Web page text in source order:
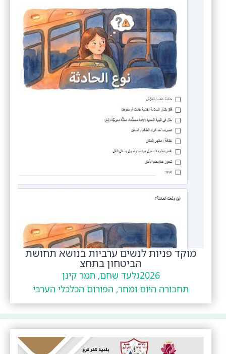
מוקד פניות לנשים ערביות בנושא תחושת
הביטחון בתחצ
2026גלעד שחם, תמר קינן
תחבורה היום ומחר, הפורום הכלכלי הערבי